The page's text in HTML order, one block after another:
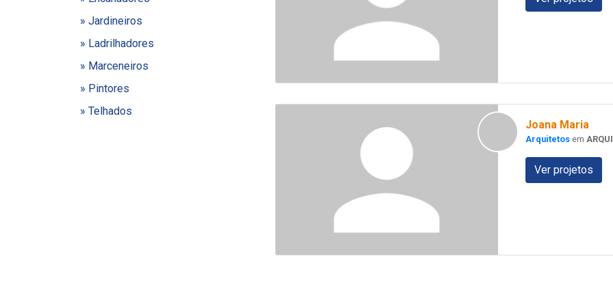
» Jardineiros
» Ladrilhadores
» Marceneiros
» Pintores
» Telhados
Joana Maria
Arquitetos em
Ver projetos